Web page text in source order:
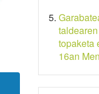
topaketa
16an